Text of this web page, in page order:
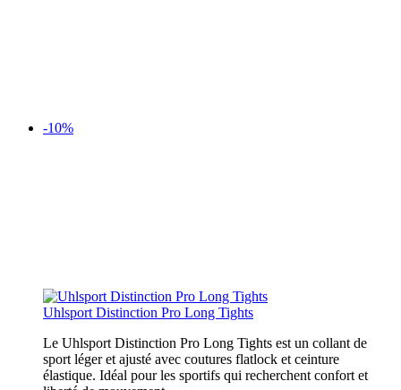
-10%
Uhlsport Distinction Pro Long Tights
Le Uhlsport Distinction Pro Long Tights est un collant de
sport léger et ajusté avec coutures flatlock et ceinture
élastique. Idéal pour les sportifs qui recherchent confort et